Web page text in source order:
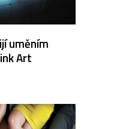
uměním
Art